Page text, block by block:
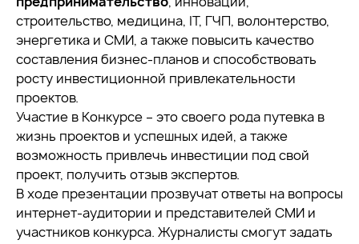
строительство, медицина, IT, ГЧП, волонтерство,
энергетика и СМИ, а также повысить качество
составления бизнес-планов и способствовать
росту инвестиционной привлекательности
проектов.
Участие в Конкурсе – это своего рода путевка в
жизнь проектов и успешных идей, а также
возможность привлечь инвестиции под свой
проект, получить отзыв экспертов.
В ходе презентации прозвучат ответы на вопросы
интернет-аудитории и представителей СМИ и
участников конкурса. Журналисты смогут задать